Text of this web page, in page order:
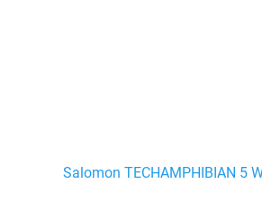
Salomon TECHAMPHIBIAN 5